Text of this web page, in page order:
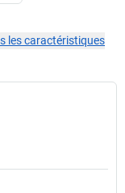
les caractéristiques